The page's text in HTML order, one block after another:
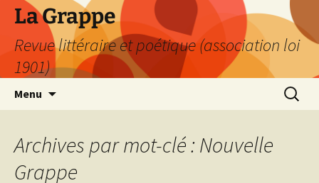
Aller
contenu
La Grappe
Revue littéraire et poétique (association loi
1901)
Menu
Archives par mot-clé : Nouvelle
Grappe